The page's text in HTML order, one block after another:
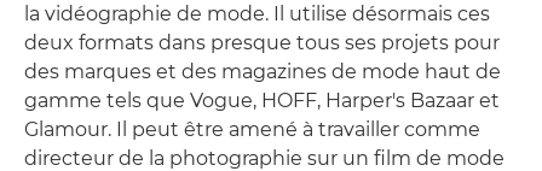
la vidéographie de mode. Il utilise désormais ces
deux formats dans presque tous ses projets pour
des marques et des magazines de mode haut de
gamme tels que Vogue, HOFF, Harper's Bazaar et
Glamour. Il peut être amené à travailler comme
directeur de la photographie sur un film de mode